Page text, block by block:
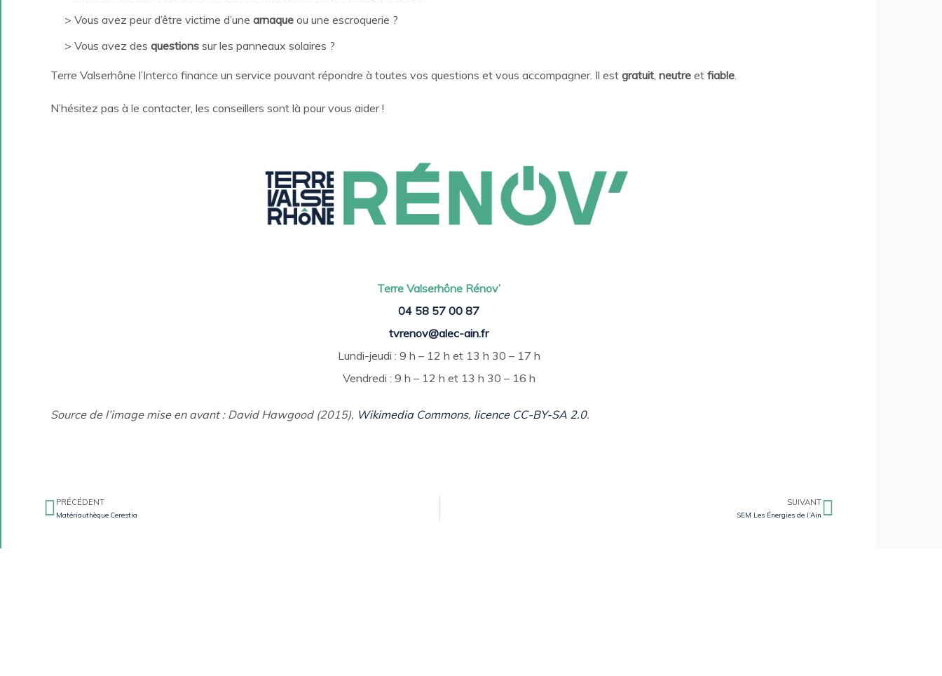
Vous avez peur d’être victime d’une arnaque ou une escroquerie ?
Vous avez des questions sur les panneaux solaires ?
Terre Valserhône l’Interco finance un service pouvant répondre à toutes vos questions et vous accompagner. Il est gratuit, neutre et fiable.
N’hésitez pas à le contacter, les conseillers sont là pour vous aider !
Terre Valserhône Rénov’
04 58 57 00 87
tvrenov@alec-ain.fr
Lundi-jeudi : 9 h – 12 h et 13 h 30 – 17 h
Vendredi : 9 h – 12 h et 13 h 30 – 16 h
Source de l’image mise en avant : David Hawgood (2015), Wikimedia Commons, licence CC-BY-SA 2.0.
PRÉCÉDENT
Matériauthèque Cerestia
SUIVANT
SEM Les Énergies de l’Ain